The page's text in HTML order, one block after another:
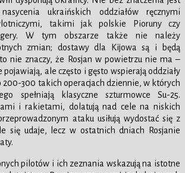
ukraińskich oddziałów ręcznymi
takimi jak polskie Pioruny czy
W tym obszarze także nie należy
zmian; dostawy dla Kijowa są i będą
nie znaczy, że Rosjan w powietrzu nie ma –
ale często i gęsto wspierają oddziały
200-300 takich operacjach dziennie, w których
spełniają klasyczne szturmowce Su-25.
i rakietami, dolatują nad cele na niskich
ataku usiłują wydostać się z
się udaje, lecz w ostatnich dniach Rosjanie
pilotów i ich zeznania wskazują na istotne